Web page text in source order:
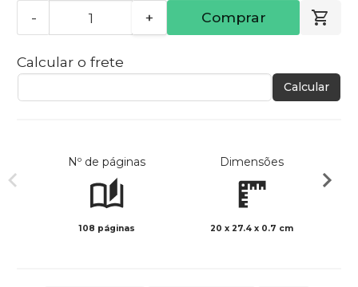
- + Comprar
Calcular o frete
Calcular
Nº de páginas
108 páginas
Dimensões
20 x 27.4 x 0.7 cm